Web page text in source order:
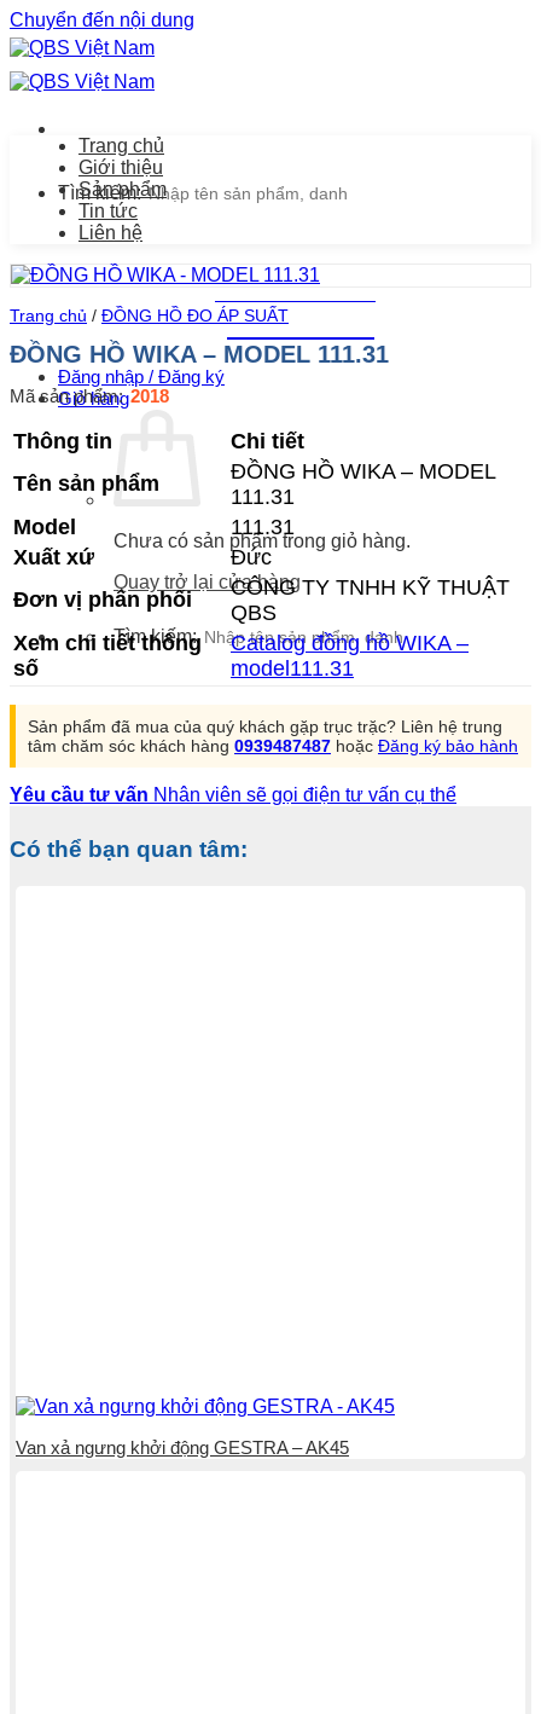
Chuyển đến nội dung
Tìm kiếm:
0939.487.487
Đăng nhập / Đăng ký
Giỏ hàng
Chưa có sản phẩm trong giỏ hàng.
Quay trở lại cửa hàng
Tìm kiếm:
Trang chủ
Giới thiệu
Sản phẩm
Tin tức
Liên hệ
Trang chủ / ĐỒNG HỒ ĐO ÁP SUẤT
ĐỒNG HỒ WIKA – MODEL 111.31
Mã sản phẩm: 2018
Thông tin
Chi tiết
Tên sản phẩm
ĐỒNG HỒ WIKA – MODEL
111.31
Model
111.31
Xuất xứ
Đức
Đơn vị phân phối
CÔNG TY TNHH KỸ THUẬT
QBS
Xem chi tiết thông
số
Catalog đồng hồ WIKA –
model111.31
Sản phẩm đã mua của quý khách gặp trục trặc? Liên hệ trung
tâm chăm sóc khách hàng 0939487487 hoặc Đăng ký bảo hành
Yêu cầu tư vấn Nhân viên sẽ gọi điện tư vấn cụ thể
Có thể bạn quan tâm:
Van xả ngưng khởi động GESTRA – AK45